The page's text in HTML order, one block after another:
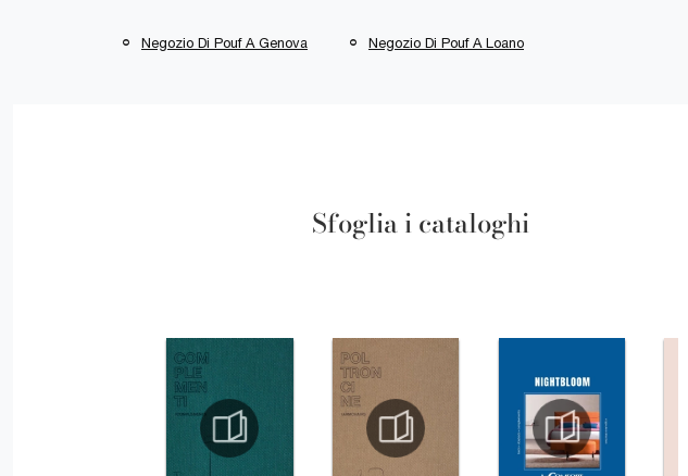
Negozio Di Pouf A Genova Negozio Di Pouf A Loano
Sfoglia i cataloghi